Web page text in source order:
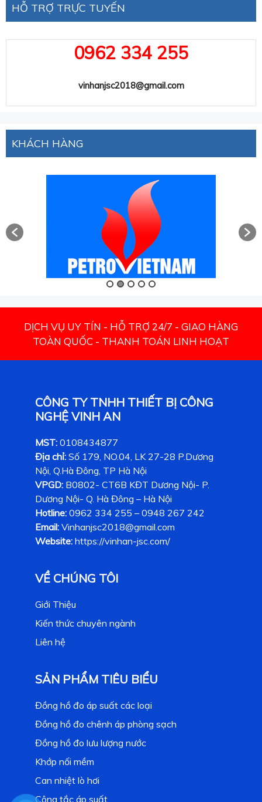
HỖ TRỢ TRỰC TUYẾN
0962 334 255
vinhanjsc2018@gmail.com
KHÁCH HÀNG
DỊCH VỤ UY TÍN - HỖ TRỢ 24/7 - GIAO HÀNG
TOÀN QUỐC - THANH TOÁN LINH HOẠT
CÔNG TY TNHH THIẾT BỊ CÔNG
NGHỆ VINH AN
MST: 0108434877
Địa chỉ: Số 179, NO.04, LK 27-28 P.Dương
Nội, Q.Hà Đông, TP Hà Nội
VPGD: B0802- CT6B KĐT Dương Nội- P.
Dương Nội- Q. Hà Đông – Hà Nội
Hotline: 0962 334 255 – 0948 267 242
Email: Vinhanjsc2018@gmail.com
Website: https://vinhan-jsc.com/
VỀ CHÚNG TÔI
Giới Thiệu
Kiến thức chuyên ngành
Liên hệ
SẢN PHẨM TIÊU BIỂU
Đồng hồ đo áp suất các loại
Đồng hồ đo chênh áp phòng sạch
Đồng hồ đo lưu lượng nước
Khớp nối mềm
Can nhiệt lò hơi
Công tắc áp suất